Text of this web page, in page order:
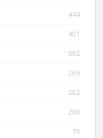
444
401
362
269
262
208
79